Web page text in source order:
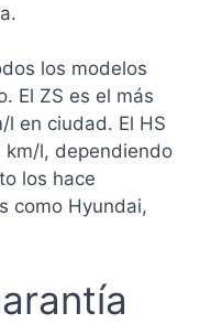
los modelos
El ZS es el más
l en ciudad. El HS
km/l, dependiendo
los hace
como Hyundai,